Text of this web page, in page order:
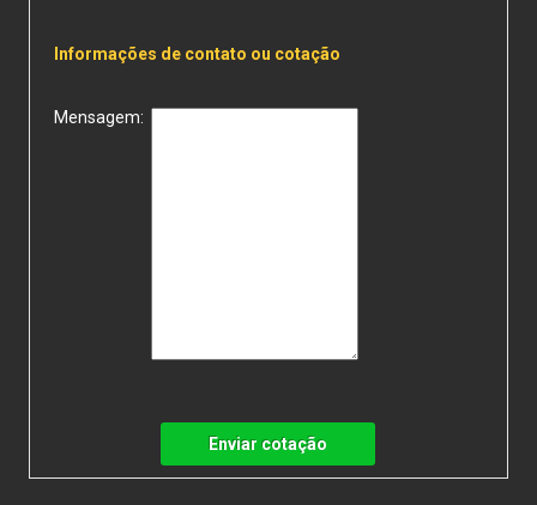
Informações de contato ou cotação
Mensagem:
Enviar cotação